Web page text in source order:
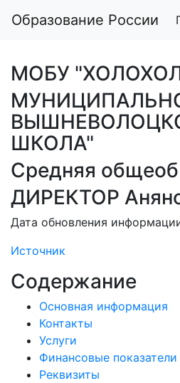
Образование России
МОБУ
ШКОЛА"
Средняя
ДИРЕКТОР
Дата обновления
Источник
Содержание
Основная информация
Контакты
Услуги
Финансовые показатели
Реквизиты